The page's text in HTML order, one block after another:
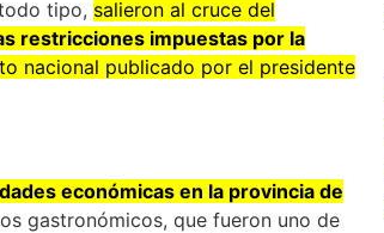
tipo, salieron al cruce del
restricciones impuestas por la
nacional publicado por el presidente
económicas en la provincia de
gastronómicos, que fueron uno de